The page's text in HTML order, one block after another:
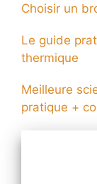
Choisir un
Le guide
thermique
Meilleure
pratique +